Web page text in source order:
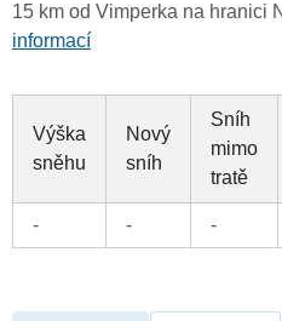
15 km od Vimperka na hranici
informací
Výška
sněhu
Nový
sníh
Sníh
mimo
tratě
- - -